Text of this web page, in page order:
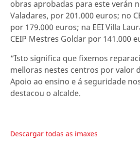
obras aprobadas para este verán
Valadares, por 201.000 euros; no
por 179.000 euros; na EEI Villa
CEIP Mestres Goldar por 141.000
“Isto significa que fixemos
melloras nestes centros por valor
Apoio ao ensino e á seguridade
destacou o alcalde.
Descargar todas as imaxes